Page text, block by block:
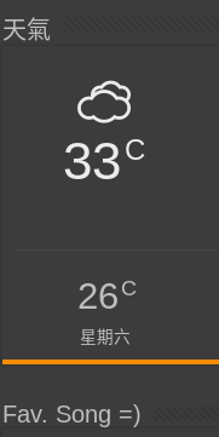
天氣
33C
26C
星期六
Fav. Song =)